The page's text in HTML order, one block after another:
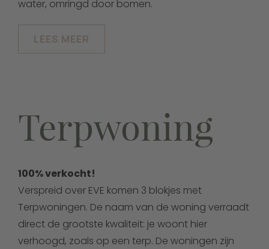
water, omringd door bomen.
LEES MEER
Terpwoning
100% verkocht!
Verspreid over EVE komen 3 blokjes met
Terpwoningen. De naam van de woning verraadt
direct de grootste kwaliteit: je woont hier
verhoogd, zoals op een terp. De woningen zijn